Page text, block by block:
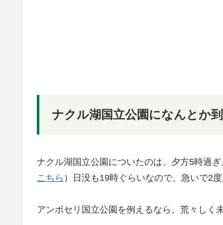
ナクル湖国立公園になんとか
ナクル湖国立公園についたのは、夕方5時過
こちら ）日没も19時ぐらいなので、急いで2
アンボセリ国立公園を例えるなら、荒々しく